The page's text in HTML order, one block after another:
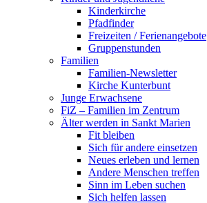
Kinderkirche
Pfadfinder
Freizeiten / Ferienangebote
Gruppenstunden
Familien
Familien-Newsletter
Kirche Kunterbunt
Junge Erwachsene
FiZ – Familien im Zentrum
Älter werden in Sankt Marien
Fit bleiben
Sich für andere einsetzen
Neues erleben und lernen
Andere Menschen treffen
Sinn im Leben suchen
Sich helfen lassen